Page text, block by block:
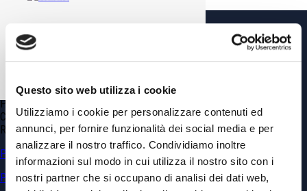
Questo sito web utilizza i cookie
Utilizziamo i cookie per personalizzare contenuti ed
annunci, per fornire funzionalità dei social media e per
analizzare il nostro traffico. Condividiamo inoltre
informazioni sul modo in cui utilizza il nostro sito con i
nostri partner che si occupano di analisi dei dati web,
Via Vittorio Amedeo, 6 – 10121 Torino TO
+39.011.0361100
P.IVA 02399560040
Capitale Sociale € 10’920
REA: CN 173839
Privacy & Cookie Policy
Politica sulla parità di genere